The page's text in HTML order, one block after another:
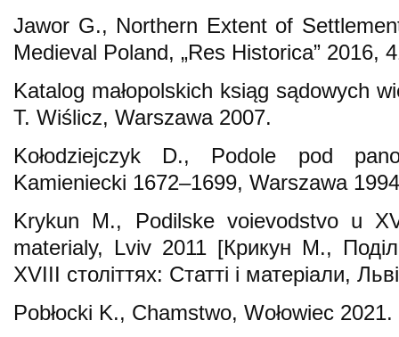
Jawor G., Northern Extent of
Medieval Poland, „Res Historica” 2016,
Katalog małopolskich ksiąg sądowych
T. Wiślicz, Warszawa 2007.
Kołodziejczyk D., Podole pod
Kamieniecki 1672–1699, Warszawa
Krykun M., Podilske voievodstvo u
materialy, Lviv 2011 [Крикун М.,
XVIII століттях: Статті і матеріали,
Pobłocki K., Chamstwo, Wołowiec 2021.